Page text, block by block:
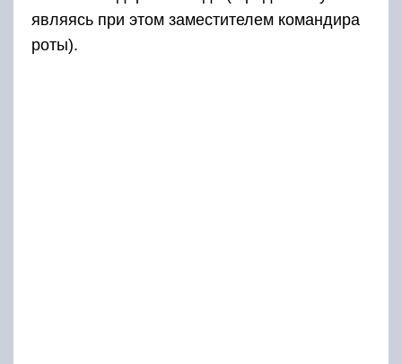
являясь при этом заместителем командира
роты).